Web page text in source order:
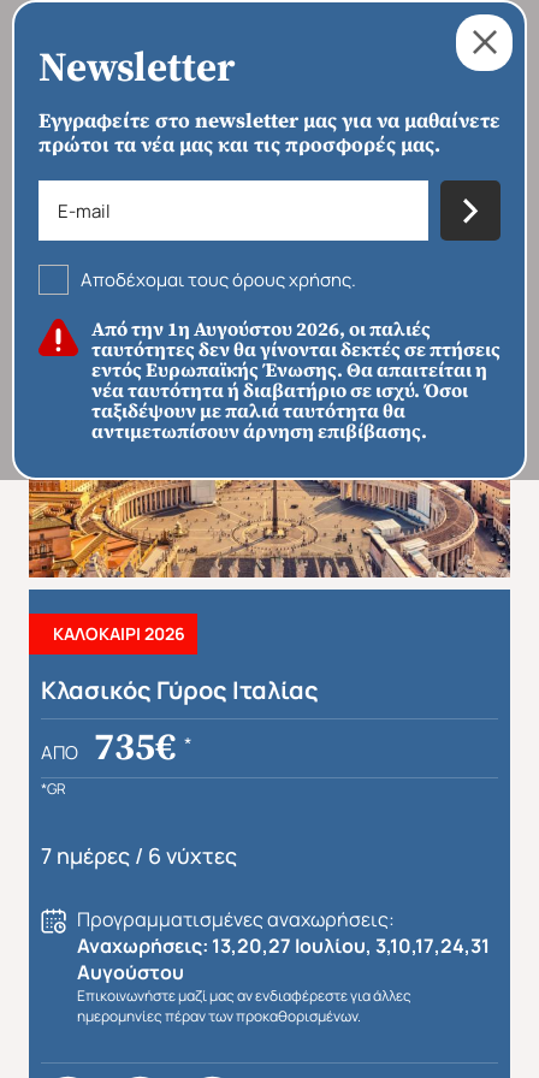
Newsletter
Εγγραφείτε στο newsletter μας για να μαθαίνετε
πρώτοι τα νέα μας και τις προσφορές μας.
Αποδέχομαι τους όρους χρήσης.
Από την 1η Αυγούστου 2026, οι παλιές
ταυτότητες δεν θα γίνονται δεκτές σε πτήσεις
εντός Ευρωπαϊκής Ένωσης. Θα απαιτείται η
νέα ταυτότητα ή διαβατήριο σε ισχύ. Όσοι
ταξιδέψουν με παλιά ταυτότητα θα
αντιμετωπίσουν άρνηση επιβίβασης.
Απευθείας απο Ηράκλειο Εκτός Ευρώπης
ΑΡΧΙΚΗ › ΠΡΟΟΡΙΣΜΟΙ › ΕΥΡΏΠΗ › ΙΤΑΛΊΑ
Κλασικός Γύρος Ιταλίας
ΚΑΛΟΚΑΙΡΙ 2026
Κλασικός Γύρος Ιταλίας
ΑΠΌ 735€ *
*GR
7 ημέρες / 6 νύχτες
Προγραμματισμένες αναχωρήσεις:
Αναχωρήσεις: 13,20,27 Ιουλίου, 3,10,17,24,31
Αυγούστου
Επικοινωνήστε μαζί μας αν ενδιαφέρεστε για άλλες
ημερομηνίες πέραν των προκαθορισμένων.